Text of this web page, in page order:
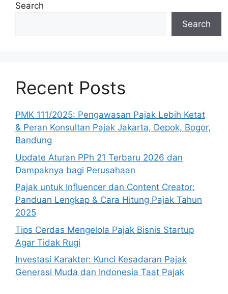
Search
Search
Recent Posts
PMK 111/2025: Pengawasan Pajak Lebih Ketat
& Peran Konsultan Pajak Jakarta, Depok, Bogor,
Bandung
Update Aturan PPh 21 Terbaru 2026 dan
Dampaknya bagi Perusahaan
Pajak untuk Influencer dan Content Creator:
Panduan Lengkap & Cara Hitung Pajak Tahun
2025
Tips Cerdas Mengelola Pajak Bisnis Startup
Agar Tidak Rugi
Investasi Karakter: Kunci Kesadaran Pajak
Generasi Muda dan Indonesia Taat Pajak